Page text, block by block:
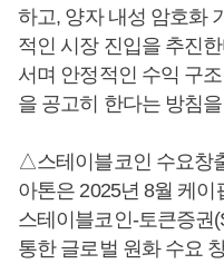
하고, 양자 내성 암호화
적인 시장 진입을 추진
서며 안정적인 수익 구
을 공고히 한다는 방침
△스테이블코인 수요창
아톤은 2025년 8월 케
스테이블코인-토큰증권
통한 글로벌 원화 수요